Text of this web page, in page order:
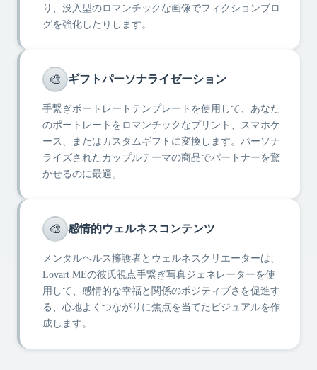
り、没入型のロマンチックな画像でフィクションブロ
グを強化したりします。
🎨 ギフトパーソナライゼーション
手繋ぎポートレートテンプレートを使用して、あなた
のポートレートをロマンチックなプリント、スマホケ
ース、またはカスタムギフトに変換します。パーソナ
ライズされたカップルテーマの商品でパートナーを驚
かせるのに最適。
🎨 感情的ウェルネスコンテンツ
メンタルヘルス擁護者とウェルネスクリエーターは、
Lovart MEの彼氏視点手繋ぎ写真ジェネレーターを使
用して、感情的な幸福と関係のポジティブさを促進す
る、心地よくつながりに焦点を当てたビジュアルを作
成します。